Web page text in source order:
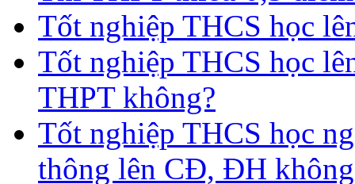
Tốt nghiệp THCS học
Tốt nghiệp THCS học
THPT không?
Tốt nghiệp THCS học
thông lên CĐ, ĐH